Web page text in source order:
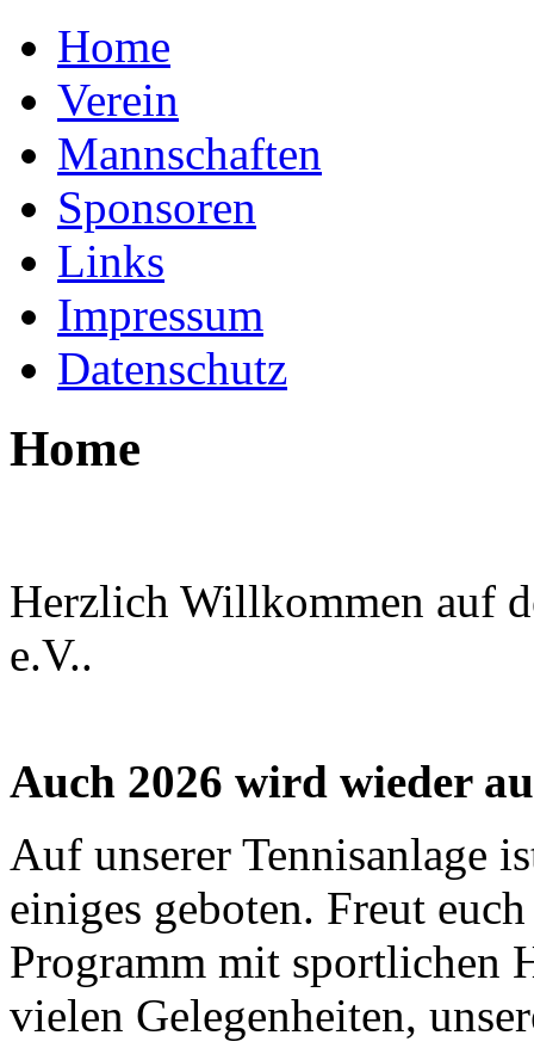
Home
Verein
Mannschaften
Sponsoren
Links
Impressum
Datenschutz
Home
Herzlich Willkommen auf
e.V..
Auch 2026 wird wieder
Auf unserer Tennisanlage
einiges geboten. Freut
Programm mit sportlichen
vielen Gelegenheiten,